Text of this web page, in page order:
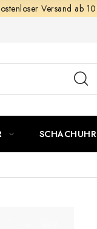
Versand ab